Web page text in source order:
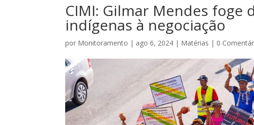
CIMI: Gilmar Mendes
indígenas à negociação
por Monitoramento | ago 6, 2024 | Matérias | 0